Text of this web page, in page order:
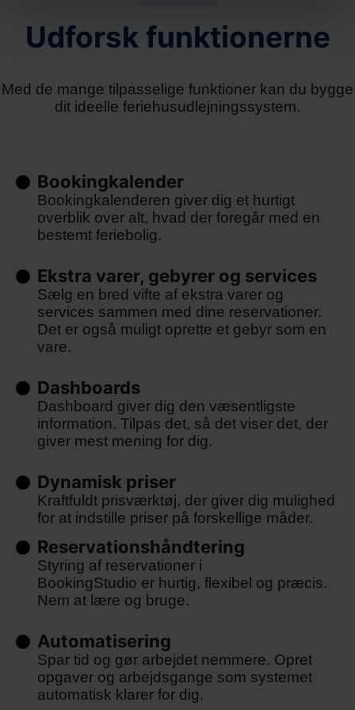
Udforsk funktionerne
Med de mange tilpasselige funktioner kan du bygge
dit ideelle feriehusudlejningssystem.
Bookingkalender
Bookingkalenderen giver dig et hurtigt
overblik over alt, hvad der foregår med en
bestemt feriebolig.
Ekstra varer, gebyrer og services
Sælg en bred vifte af ekstra varer og
services sammen med dine reservationer.
Det er også muligt oprette et gebyr som en
vare.
Dashboards
Dashboard giver dig den væsentligste
information. Tilpas det, så det viser det, der
giver mest mening for dig.
Dynamisk priser
Kraftfuldt prisværktøj, der giver dig mulighed
for at indstille priser på forskellige måder.
Reservationshåndtering
Styring af reservationer i
BookingStudio er hurtig, flexibel og præcis.
Nem at lære og bruge.
Automatisering
Spar tid og gør arbejdet nemmere. Opret
opgaver og arbejdsgange som systemet
automatisk klarer for dig.